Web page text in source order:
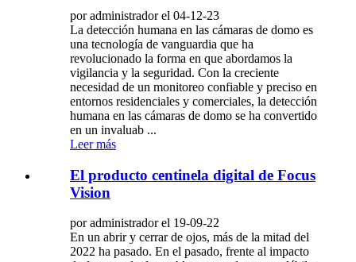
por administrador el 04-12-23
La detección humana en las cámaras de domo es
una tecnología de vanguardia que ha
revolucionado la forma en que abordamos la
vigilancia y la seguridad. Con la creciente
necesidad de un monitoreo confiable y preciso en
entornos residenciales y comerciales, la detección
humana en las cámaras de domo se ha convertido
en un invaluab ...
Leer más
El producto centinela digital de Focus
Vision
por administrador el 19-09-22
En un abrir y cerrar de ojos, más de la mitad del
2022 ha pasado. En el pasado, frente al impacto